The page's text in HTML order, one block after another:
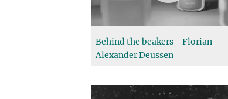
Behind the beakers - Florian-
Alexander Deussen